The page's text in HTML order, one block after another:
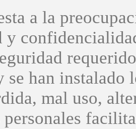
a la
y
se han instalado
mal uso,
personales